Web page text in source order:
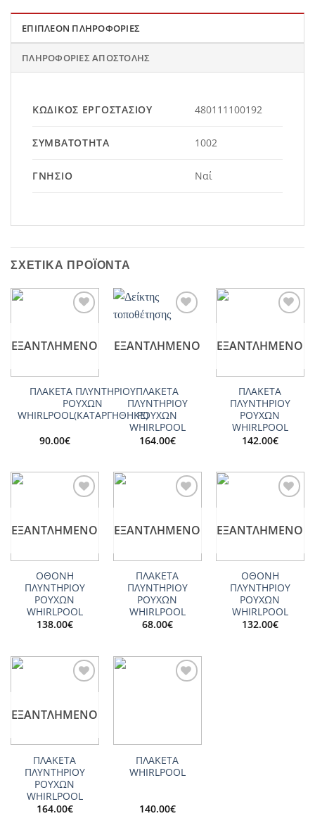
ΕΠΙΠΛΈΟΝ ΠΛΗΡΟΦΟΡΊΕΣ
ΠΛΗΡΟΦΟΡΊΕΣ ΑΠΟΣΤΟΛΉΣ
ΚΩΔΙΚΌΣ ΕΡΓΟΣΤΑΣΊΟΥ 480111100192
ΣΥΜΒΑΤΌΤΗΤΑ 1002
ΓΝΉΣΙΟ Ναί
ΣΧΕΤΙΚΆ ΠΡΟΪΌΝΤΑ
ΕΞΑΝΤΛΗΜΈΝΟ
ΠΛΑΚΕΤΑ ΠΛΥΝΤΗΡΙΟΥ
ΡΟΥΧΩΝ
WHIRLPOOL(ΚΑΤΑΡΓΗΘΗΚΕ)
90.00€
Add to
ΕΞΑΝΤΛΗΜΈΝΟ
ΠΛΑΚΕΤΑ
ΠΛΥΝΤΗΡΙΟΥ
ΡΟΥΧΩΝ
WHIRLPOOL
164.00€
ΕΞΑΝΤΛΗΜΈΝΟ
ΠΛΑΚΕΤΑ
ΠΛΥΝΤΗΡΙΟΥ
ΡΟΥΧΩΝ
WHIRLPOOL
142.00€
ΕΞΑΝΤΛΗΜΈΝΟ
ΟΘΟΝΗ
ΠΛΥΝΤΗΡΙΟΥ
ΡΟΥΧΩΝ
WHIRLPOOL
138.00€
ΕΞΑΝΤΛΗΜΈΝΟ
ΠΛΑΚΕΤΑ
ΠΛΥΝΤΗΡΙΟΥ
ΡΟΥΧΩΝ
WHIRLPOOL
68.00€
ΕΞΑΝΤΛΗΜΈΝΟ
ΟΘΟΝΗ
ΠΛΥΝΤΗΡΙΟΥ
ΡΟΥΧΩΝ
WHIRLPOOL
132.00€
ΕΞΑΝΤΛΗΜΈΝΟ
ΠΛΑΚΕΤΑ
ΠΛΥΝΤΗΡΙΟΥ
ΡΟΥΧΩΝ
WHIRLPOOL
164.00€
ΠΛΑΚΕΤΑ
WHIRLPOOL
140.00€